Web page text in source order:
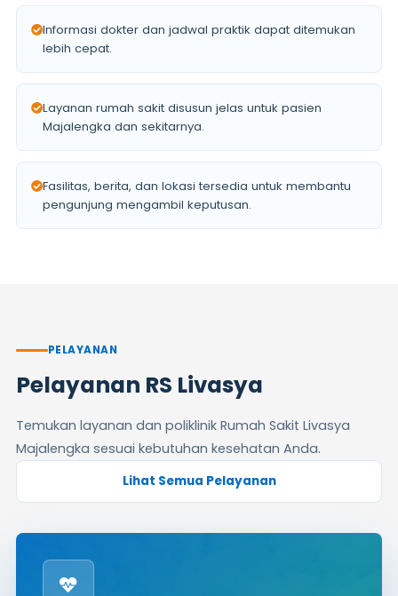
Informasi dokter dan jadwal praktik dapat ditemukan
lebih cepat.
Layanan rumah sakit disusun jelas untuk pasien
Majalengka dan sekitarnya.
Fasilitas, berita, dan lokasi tersedia untuk membantu
pengunjung mengambil keputusan.
PELAYANAN
Pelayanan RS Livasya
Temukan layanan dan poliklinik Rumah Sakit Livasya
Majalengka sesuai kebutuhan kesehatan Anda.
Lihat Semua Pelayanan